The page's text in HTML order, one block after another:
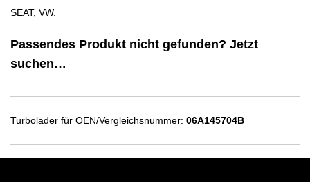
SEAT, VW.
Passendes Produkt nicht gefunden? Jetzt
suchen…
Turbolader für OEN/Vergleichsnummer: 06A145704B